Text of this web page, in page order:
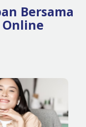
Bersama
Online